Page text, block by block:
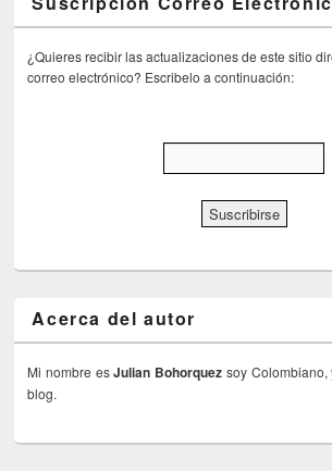
¿Quieres recibir las actualizaciones de este sitio
correo electrónico? Escribelo a continuación:
Acerca del autor
Mi nombre esJulian Bohorquez soy
blog.